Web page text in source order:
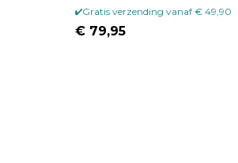
Gratis verzending vanaf € 49,90
€ 79,95